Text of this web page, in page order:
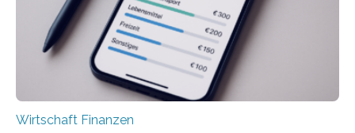
Privatwirtschaft Urlaubsgeld. Zu diesem…
Wirtschaft Finanzen